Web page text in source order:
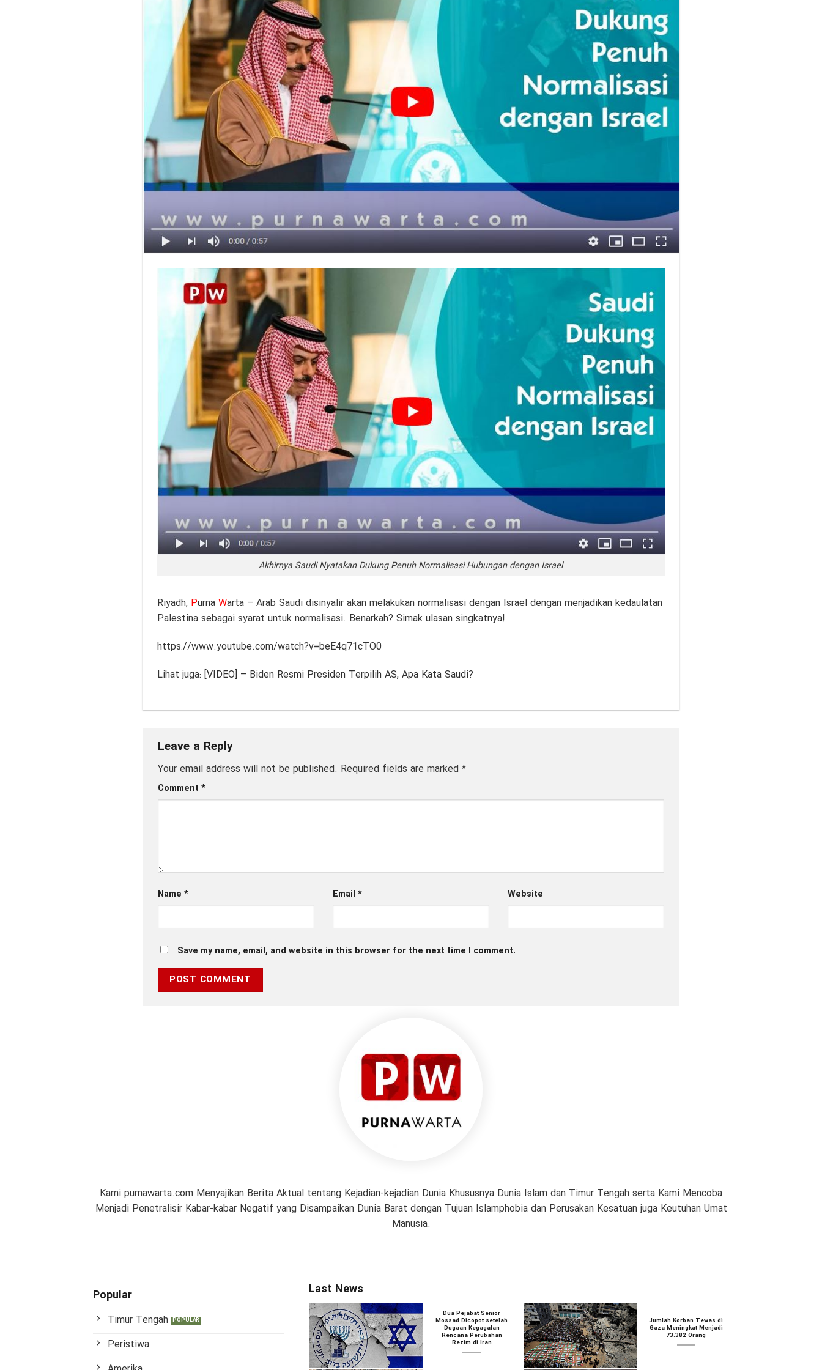
Akhirnya Saudi Nyatakan Dukung Penuh Normalisasi Hubungan dengan Israel
Riyadh, Purna Warta– Arab Saudi disinyalir akan melakukan normalisasi dengan Israel dengan menjadikan kedaulatan
Palestina sebagai syarat untuk normalisasi. Benarkah? Simak ulasan singkatnya!
https://www.youtube.com/watch?v=beE4q71cTO0
Lihat juga: [VIDEO] – Biden Resmi Presiden Terpilih AS, Apa Kata Saudi?
Leave a Reply
Your email address will not be published. Required fields are marked *
Comment *
Name * Email * Website
Save my name, email, and website in this browser for the next time I comment.
Kami purnawarta.com Menyajikan Berita Aktual tentang Kejadian-kejadian Dunia Khususnya Dunia Islam dan Timur Tengah serta Kami Mencoba
Menjadi Penetralisir Kabar-kabar Negatif yang Disampaikan Dunia Barat dengan Tujuan Islamphobia dan Perusakan Kesatuan juga Keutuhan Umat
Manusia.
Popular
Timur Tengah
Peristiwa
Last News
Dua Pejabat Senior
Mossad Dicopot setelah
Dugaan Kegagalan
Rencana Perubahan
Rezim di Iran
Jumlah Korban Tewas di
Gaza Meningkat Menjadi
73.382 Orang